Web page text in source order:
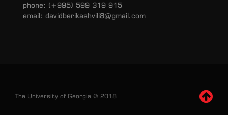
phone: (+995) 599 319 915
email: davidberikashvili8@gmail.com
The University of Georgia © 2018